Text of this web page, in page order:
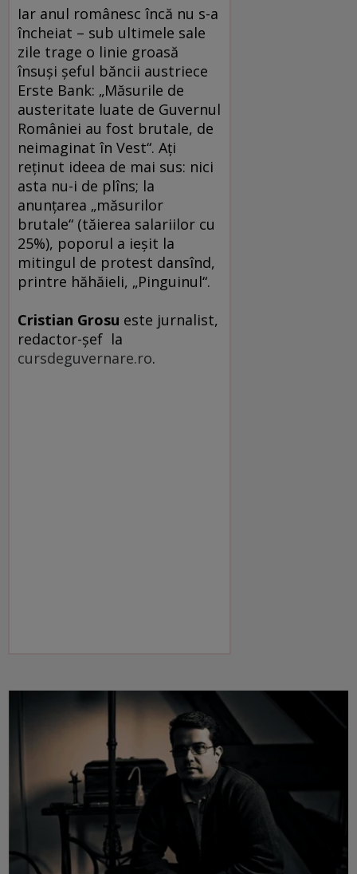
Iar anul românesc încă nu s-a
încheiat – sub ultimele sale
zile trage o linie groasă
însuşi şeful băncii austriece
Erste Bank: „Măsurile de
austeritate luate de Guvernul
României au fost brutale, de
neimaginat în Vest“. Aţi
reţinut ideea de mai sus: nici
asta nu-i de plîns; la
anunţarea „măsurilor
brutale“ (tăierea salariilor cu
25%), poporul a ieşit la
mitingul de protest dansînd,
printre hăhăieli, „Pinguinul“.
Cristian Grosu este jurnalist,
redactor-şef la
cursdeguvernare.ro.